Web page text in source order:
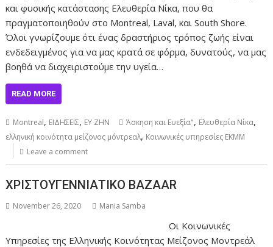
και φυσικής κατάστασης Ελευθερία Νίκα, που θα
πραγματοποιηθούν στο Montreal, Laval, και South Shore.
Όλοι γνωρίζουμε ότι ένας δραστήριος τρόπος ζωής είναι
ενδεδειγμένος για να μας κρατά σε φόρμα, δυνατούς, να μας
βοηθά να διαχειριστούμε την υγεία…
READ MORE
Montreal, ΕΙΔΗΣΕΙΣ, ΕΥ ΖΗΝ Άσκηση και Ευεξία", Ελευθερία Νίκα,
ελληνική κοινότητα μείζονος μόντρεαλ, Κοινωνικές υπηρεσίες ΕΚΜΜ
Leave a comment
ΧΡΙΣΤΟΥΓΕΝΝΙΑΤΙΚΟ BAZAAR
November 26, 2020 Mania Samba
Οι Κοινωνικές
Υπηρεσίες της Ελληνικής Κοινότητας Μείζονος Μοντρεάλ